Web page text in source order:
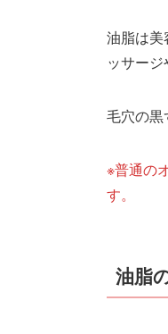
油脂は
ッサージ
毛穴の黒
※普通の
す。
油脂